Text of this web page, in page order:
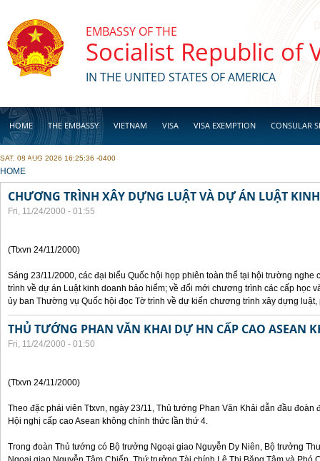
EMBASSY OF THE
Socialist Republic of
IN THE UNITED STATES OF AMERICA
HOME THE EMBASSY VIETNAM VISA VISA EXEMPTION CONSULAR
BUSINESS
SAT, 08 AUG 2026 16:25:36 -0400
YOU ARE HERE
HOME
CHƯƠNG TRÌNH XÂY DỰNG LUẬT VÀ DỰ ÁN LUẬT
Fri, 11/24/2000 - 01:55
(Ttxvn 24/11/2000)
Sáng 23/11/2000, các đại biểu Quốc hội họp phiên toàn thể tại hội trường nghe
trình về dự án Luật kinh doanh bảo hiểm; về đổi mới chương trình các cấp học
ủy ban Thường vụ Quốc hội đọc Tờ trình về dự kiến chương trình xây dựng
THỦ TƯỚNG PHAN VĂN KHAI DỰ HN CẤP CAO ASEAN
Fri, 11/24/2000 - 01:50
(Ttxvn 24/11/2000)
Theo đặc phái viên Ttxvn, ngày 23/11, Thủ tướng Phan Văn Khải dẫn đầu
Hội nghị cấp cao Asean không chính thức lần thứ 4.
Trong đoàn Thủ tướng có Bộ trưởng Ngoại giao Nguyễn Dy Niên, Bộ trưởng